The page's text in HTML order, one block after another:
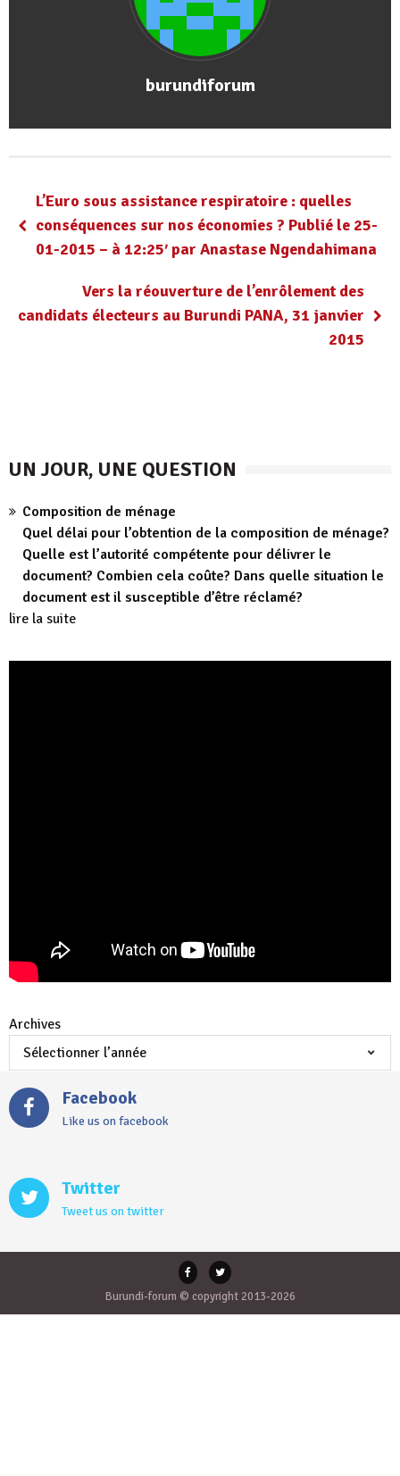
burundiforum
L’Euro sous assistance respiratoire : quelles
conséquences sur nos économies ? Publié le 25-
01-2015 – à 12:25′ par Anastase Ngendahimana
Vers la réouverture de l’enrôlement des
candidats électeurs au Burundi PANA, 31 janvier
2015
UN JOUR, UNE QUESTION
Composition de ménage
Quel délai pour l’obtention de la composition de ménage?
Quelle est l’autorité compétente pour délivrer le
document? Combien cela coûte? Dans quelle situation le
document est il susceptible d’être réclamé?
lire la suite
Archives
Facebook
Like us on facebook
Twitter
Tweet us on twitter
Burundi-forum © copyright 2013-2026